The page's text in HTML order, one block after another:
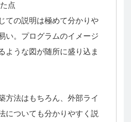
点
ての説明は極めて分かりや
い。プログラムのイメージ
ような図が随所に盛り込ま
方法はもちろん、外部ライ
についても分かりやすく説